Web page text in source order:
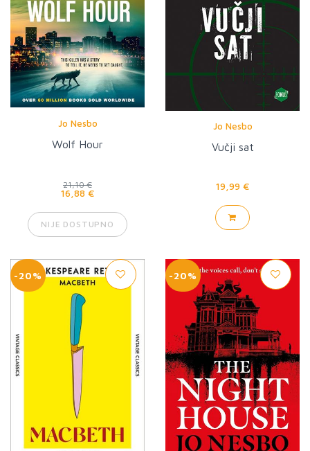
Jo Nesbo
Wolf Hour
21,10 €
16,88 €
NIJE DOSTUPNO
Jo Nesbo
Vučji sat
19,99 €
-20% -20%